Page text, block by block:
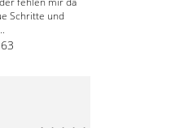
Schritte und